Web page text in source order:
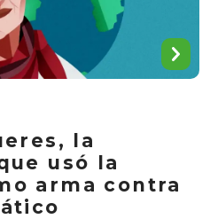
la
usó la
arma contra